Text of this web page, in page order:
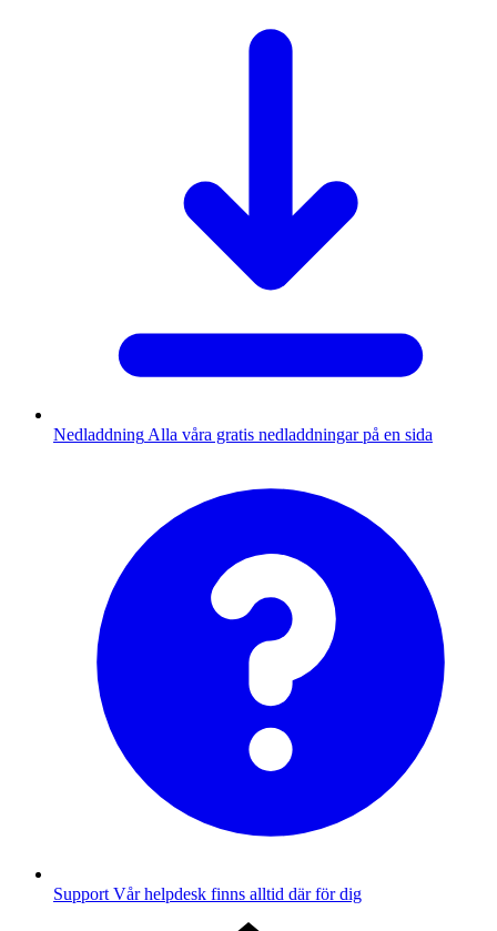
Nedladdning Alla våra gratis nedladdningar på en sida
Support Vår helpdesk finns alltid där för dig